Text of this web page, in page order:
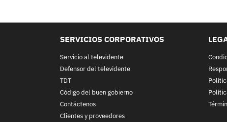
SERVICIOS CORPORATIVOS
Servicio al televidente
Defensor del televidente
TDT
Código del buen gobierno
Contáctenos
Clientes y proveedores